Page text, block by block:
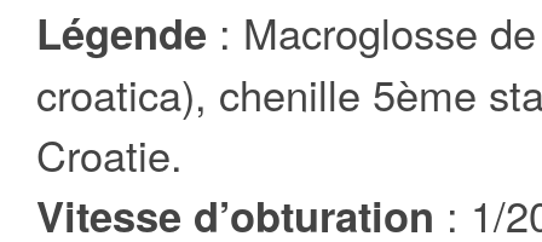
Légende : Macroglosse
croatica), chenille 5ème
Croatie.
Vitesse d’obturation : 1/